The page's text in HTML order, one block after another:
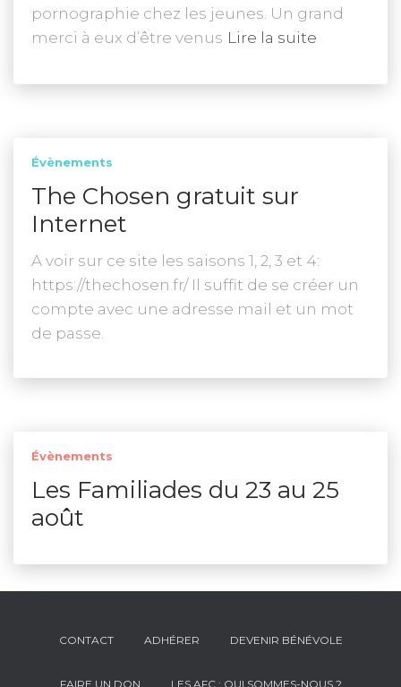
pornographie chez les jeunes. Un grand
merci à eux d’être venus Lire la suite
Évènements
The Chosen gratuit sur
Internet
A voir sur ce site les saisons 1, 2, 3 et 4:
https://thechosen.fr/ Il suffit de se créer un
compte avec une adresse mail et un mot
de passe.
Évènements
Les Familiades du 23 au 25
août
CONTACT ADHÉRER DEVENIR BÉNÉVOLE
FAIRE UN DON LES AFC : QUI SOMMES-NOUS ?